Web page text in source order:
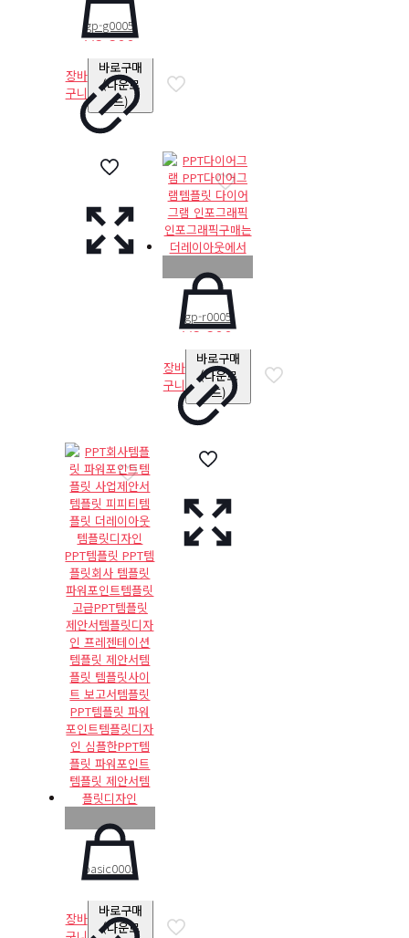
gp-g0005
₩8,800
장바
구니
바로구매
(다운로
드)
gp-r0005
₩8,800
장바
구니
바로구매
(다운로
드)
basic0003
₩14,000
장바
바로구매
(다운로